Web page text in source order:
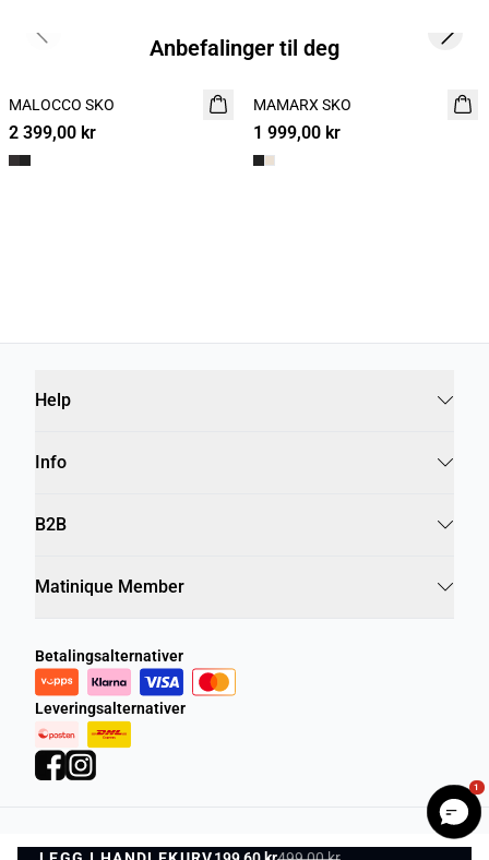
Anbefalinger til deg
NYHET
MALOCCO SKO
2 399,00 kr
NYHET
MAMARX SKO
1 999,00 kr
Previous slide Next
Help
Info
B2B
Matinique Member
Betalingsalternativer
Leveringsalternativer
Personvernregler Vilkår og betingelser
1